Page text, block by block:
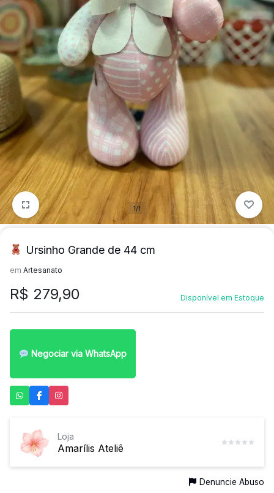
quem
mais
precisa!
precisa!
1/1
Ursinho Grande de 44 cm
em Artesanato
R$ 279,90 Disponível em Estoque
Negociar via WhatsApp
Amarílis Ateliê
Loja
Denuncie Abuso